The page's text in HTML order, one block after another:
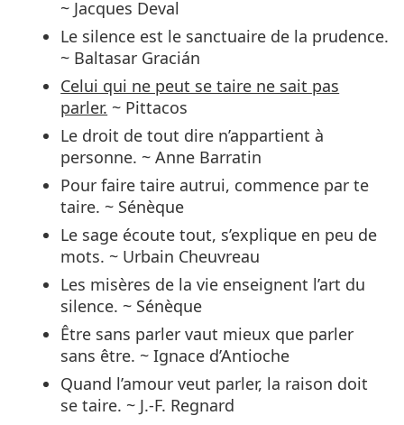
~ Jacques Deval
Le silence est le sanctuaire de la prudence.
~ Baltasar Gracián
Celui qui ne peut se taire ne sait pas
parler. ~ Pittacos
Le droit de tout dire n’appartient à
personne. ~ Anne Barratin
Pour faire taire autrui, commence par te
taire. ~ Sénèque
Le sage écoute tout, s’explique en peu de
mots. ~ Urbain Cheuvreau
Les misères de la vie enseignent l’art du
silence. ~ Sénèque
Être sans parler vaut mieux que parler
sans être. ~ Ignace d’Antioche
Quand l’amour veut parler, la raison doit
se taire. ~ J.-F. Regnard